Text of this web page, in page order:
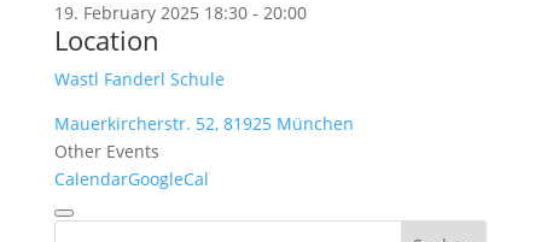
19. February 2025 18:30- 20:00
Location
Wastl Fanderl Schule
Mauerkircherstr. 52, 81925 München
Other Events
CalendarGoogleCal